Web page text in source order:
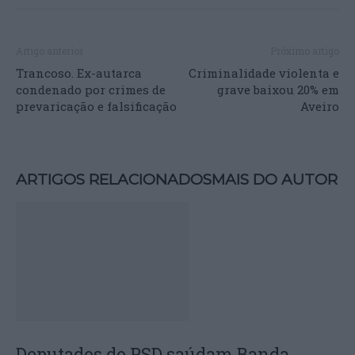
Trancoso. Ex-autarca
condenado por crimes de
prevaricação e falsificação
Criminalidade violenta e
grave baixou 20% em
Aveiro
ARTIGOS RELACIONADOSMAIS DO AUTOR